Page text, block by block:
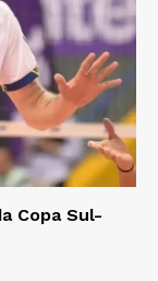
Copa Sul-